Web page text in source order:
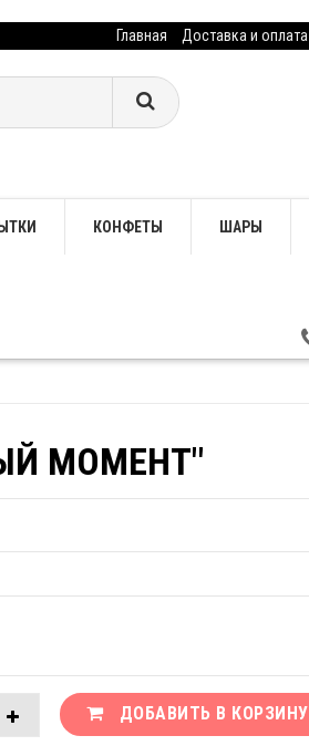
Главная Доставка и оплата
КОНФЕТЫ ШАРЫ
МОМЕНТ"
ДОБАВИТЬ В КОРЗИНУ